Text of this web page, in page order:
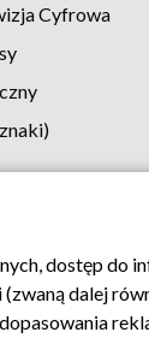
Cyfrowa
Kontakt
dostęp do
dalej